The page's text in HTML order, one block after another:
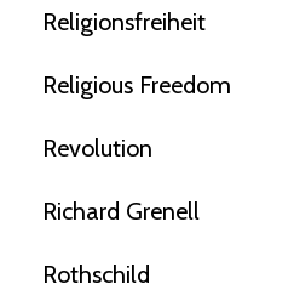
Religionsfreiheit
Religious Freedom
Revolution
Richard Grenell
Rothschild